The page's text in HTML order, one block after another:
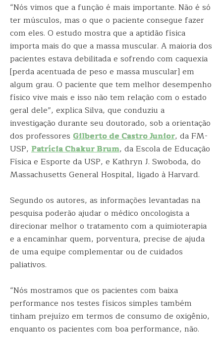
“Nós vimos que a função é mais importante. Não é só
ter músculos, mas o que o paciente consegue fazer
com eles. O estudo mostra que a aptidão física
importa mais do que a massa muscular. A maioria dos
pacientes estava debilitada e sofrendo com caquexia
[perda acentuada de peso e massa muscular] em
algum grau. O paciente que tem melhor desempenho
físico vive mais e isso não tem relação com o estado
geral dele”, explica Silva, que conduziu a
investigação durante seu doutorado, sob a orientação
dos professores Gilberto de Castro Junior, da FM-
USP, Patrícia Chakur Brum, da Escola de Educação
Física e Esporte da USP, e Kathryn J. Swoboda, do
Massachusetts General Hospital, ligado à Harvard.
Segundo os autores, as informações levantadas na
pesquisa poderão ajudar o médico oncologista a
direcionar melhor o tratamento com a quimioterapia
e a encaminhar quem, porventura, precise de ajuda
de uma equipe complementar ou de cuidados
paliativos.
“Nós mostramos que os pacientes com baixa
performance nos testes físicos simples também
tinham prejuízo em termos de consumo de oxigênio,
enquanto os pacientes com boa performance, não.